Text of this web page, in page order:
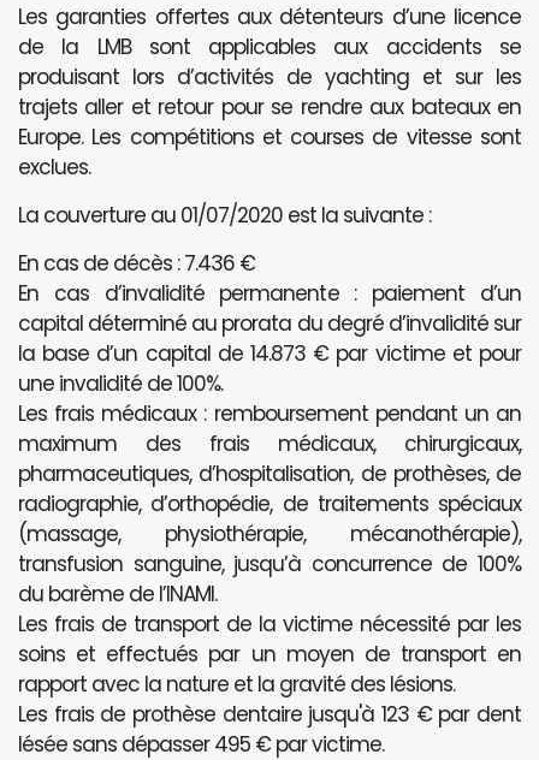
Les garanties offertes aux détenteurs d’une licence
de la LMB sont applicables aux accidents se
produisant lors d’activités de yachting et sur les
trajets aller et retour pour se rendre aux bateaux en
Europe. Les compétitions et courses de vitesse sont
exclues.
La couverture au 01/07/2020 est la suivante :
En cas de décès : 7.436 €
En cas d’invalidité permanente : paiement d’un
capital déterminé au prorata du degré d’invalidité sur
la base d’un capital de 14.873 € par victime et pour
une invalidité de 100%.
Les frais médicaux : remboursement pendant un an
maximum des frais médicaux, chirurgicaux,
pharmaceutiques, d’hospitalisation, de prothèses, de
radiographie, d’orthopédie, de traitements spéciaux
(massage, physiothérapie, mécanothérapie),
transfusion sanguine, jusqu’à concurrence de 100%
du barème de l’INAMI.
Les frais de transport de la victime nécessité par les
soins et effectués par un moyen de transport en
rapport avec la nature et la gravité des lésions.
Les frais de prothèse dentaire jusqu'à 123 € par dent
lésée sans dépasser 495 € par victime.